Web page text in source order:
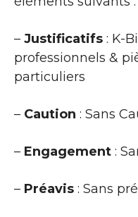
– Justificatifs : K-
professionnels &
particuliers
– Caution : Sans
– Engagement :
– Préavis : Sans